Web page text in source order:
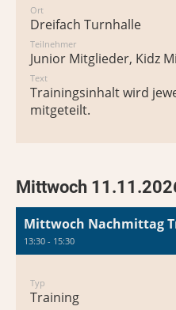
Ort
Dreifach Turnhalle
Teilnehmer
Junior Mitglieder, Kidz
Text
Trainingsinhalt wird
mitgeteilt.
Mittwoch
Mittwoch Nachmittag
13:30 - 15:30
Typ
Training